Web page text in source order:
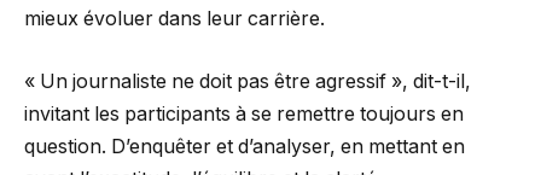
mieux évoluer dans leur carrière.
« Un journaliste ne doit pas être agressif », dit-t-il,
invitant les participants à se remettre toujours en
question. D’enquêter et d’analyser, en mettant en